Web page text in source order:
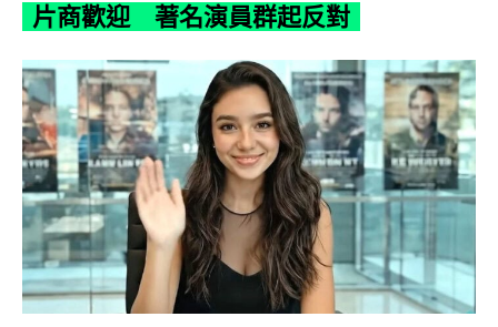
片商歡迎 著名演員群起反對